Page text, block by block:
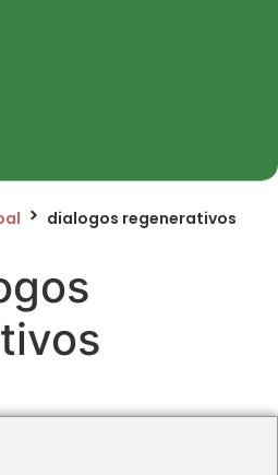
dialogos regenerativos